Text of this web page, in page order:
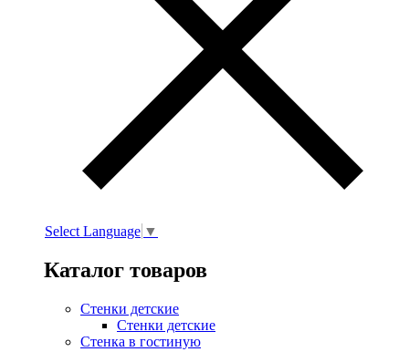
Select Language ▼
Каталог товаров
Стенки детские
Стенки детские
Стенка в гостиную